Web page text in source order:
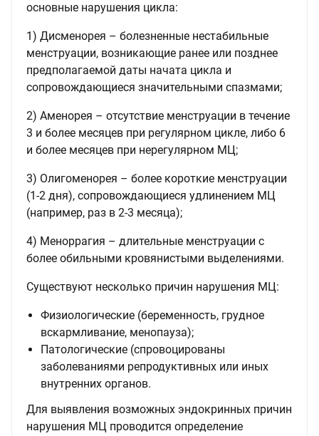
основные нарушения цикла:
1) Дисменорея – болезненные нестабильные
менструации, возникающие ранее или позднее
предполагаемой даты начата цикла и
сопровождающиеся значительными спазмами;
2) Аменорея – отсутствие менструации в течение
3 и более месяцев при регулярном цикле, либо 6
и более месяцев при нерегулярном МЦ;
3) Олигоменорея – более короткие менструации
(1-2 дня), сопровождающиеся удлинением МЦ
(например, раз в 2-3 месяца);
4) Меноррагия – длительные менструации с
более обильными кровянистыми выделениями.
Существуют несколько причин нарушения МЦ:
Физиологические (беременность, грудное
вскармливание, менопауза);
Патологические (спровоцированы
заболеваниями репродуктивных или иных
внутренних органов.
Для выявления возможных эндокринных причин
нарушения МЦ проводится определение